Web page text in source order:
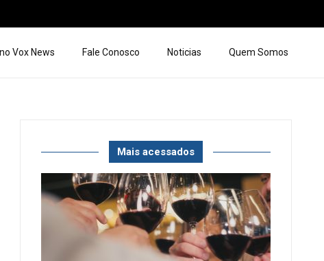
Vox News Fale Conosco Noticias Quem Somos
Mais acessados